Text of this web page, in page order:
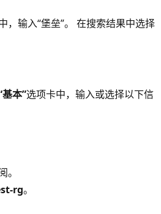
，输入“堡垒”。 在搜索结果中选择
基本”选项卡中，输入或选择以下信
。
rg。